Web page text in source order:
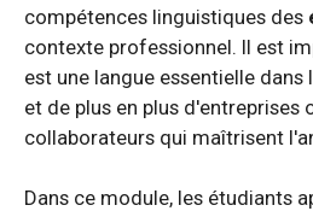
compétences linguistiques des
contexte professionnel. Il est
est une langue essentielle
et de plus en plus d'entreprises
collaborateurs qui maîtrisent
Dans ce module, les étudiants